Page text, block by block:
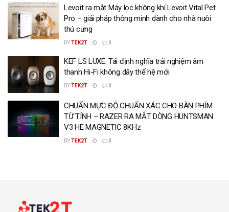
Levoit ra mắt Máy lọc không khí Levoit Vital Pet
Pro – giải pháp thông minh dành cho nhà nuôi
thú cưng
BYTEK2T 0
KEF LS LUXE: Tái định nghĩa trải nghiệm âm
thanh Hi-Fi không dây thế hệ mới
BYTEK2T 0
CHUẨN MỰC ĐỘ CHUẨN XÁC CHO BÀN PHÍM
TỪ TÍNH – RAZER RA MẮT DÒNG HUNTSMAN
V3 HE MAGNETIC 8KHz
BYTEK2T 0